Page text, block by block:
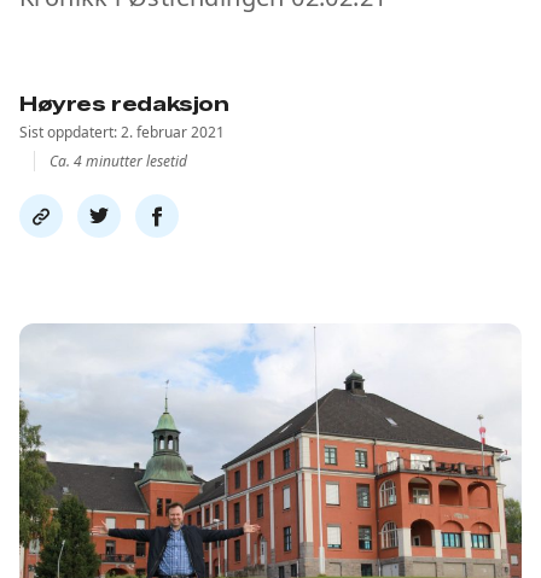
Høyres redaksjon
Sist oppdatert: 2. februar 2021
Ca. 4 minutter lesetid
Del
link
Del
på
Del
på